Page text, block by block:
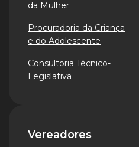
da Mulher
Procuradoria da Criança
e do Adolescente
Consultoria Técnico-
Legislativa
Vereadores